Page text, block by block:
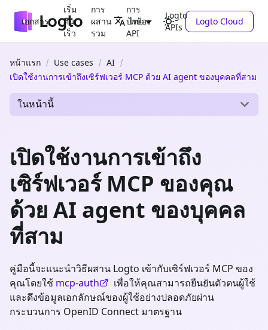
เอกสาร
เริ่ม
ต้น
เร็ว
การ
ผสาน
รวม
การ
ปกป้อง
API
Logto
APIs
ไทย Logto Cloud
หน้าแรก Use cases
AI
เปิดใช้งานการเข้าถึงเซิร์ฟเวอร์ MCP ด้วย AI agent ของบุคคลที่สาม
ในหน้านี้
เปิดใช้งานการเข้าถึง
เซิร์ฟเวอร์ MCP ของคุณ
ด้วย AI agent ของบุคคล
ที่สาม
คู่มือนี้จะแนะนำวิธีผสาน Logto เข้ากับเซิร์ฟเวอร์ MCP ของ
คุณโดยใช้ mcp-auth
เพื่อให้คุณสามารถยืนยันตัวตนผู้ใช้
และดึงข้อมูลเอกลักษณ์ของผู้ใช้อย่างปลอดภัยผ่าน
กระบวนการ OpenID Connect มาตรฐาน